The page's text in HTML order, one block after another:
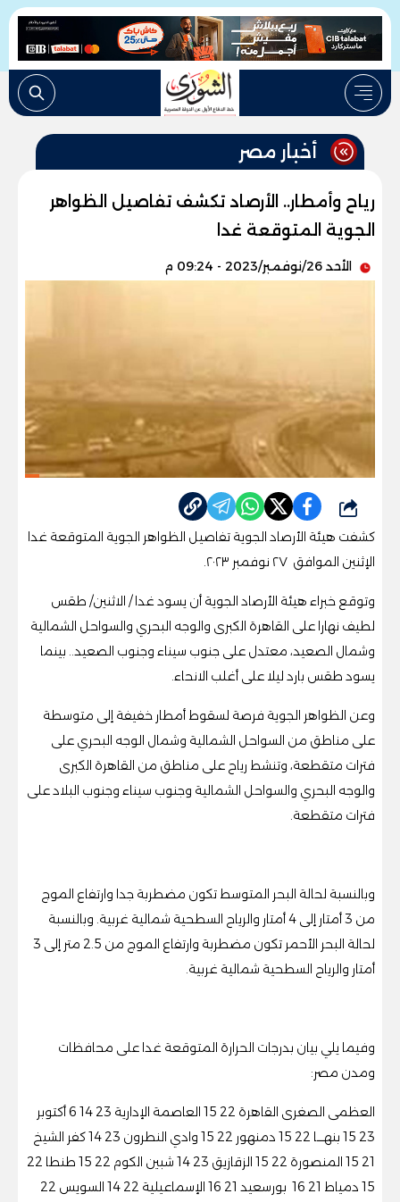
أخبار مصر
رياح وأمطار.. الأرصاد تكشف تفاصيل الظواهر
الجوية المتوقعة غدا
الأحد 26/نوفمبر/2023 - 09:24 م
شارك
كشفت هيئة الأرصاد الجوية تفاصيل الظواهر الجوية المتوقعة غدا
الإثنين الموافق ٢٧ نوفمبر ٢٠٢٣.
وتوقع خبراء هيئة الأرصاد الجوية أن يسود غدا / الاثنين/ طقس
لطيف نهارا على القاهرة الكبرى والوجه البحري والسواحل الشمالية
وشمال الصعيد، معتدل على جنوب سيناء وجنوب الصعيد.. بينما
يسود طقس بارد ليلا على أغلب الانحاء.
وعن الظواهر الجوية فرصة لسقوط أمطار خفيفة إلى متوسطة
على مناطق من السواحل الشمالية وشمال الوجه البحري على
فترات متقطعة، وتنشط رياح على مناطق من القاهرة الكبرى
والوجه البحري والسواحل الشمالية وجنوب سيناء وجنوب البلاد على
فترات متقطعة.
وبالنسبة لحالة البحر المتوسط تكون مضطربة جدا وارتفاع الموج
من 3 أمتار إلى 4 أمتار والرياح السطحية شمالية غربية. وبالنسبة
لحالة البحر الأحمر تكون مضطربة وارتفاع الموج من 2.5 متر إلى 3
أمتار والرياح السطحية شمالية غربية.
وفيما يلي بيان بدرجات الحرارة المتوقعة غدا على محافظات
ومدن مصر:
العظمى الصغرى القاهرة 22 15 العاصمة الإدارية 23 14 6 أكتوبر
23 15 بنهــــا 22 15 دمنهور 22 15 وادي النطرون 23 14 كفر الشيخ
21 15 المنصورة 22 15 الزقازيق 23 14 شبين الكوم 22 15 طنطا 22
15 دمياط 21 16 بورسعيد 21 16 الإسماعيلية 22 14 السويس 22